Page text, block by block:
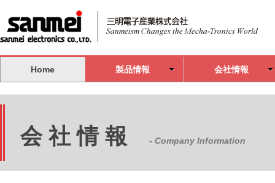
Home 製品情報 会社情報
会 社 情 報 - Company Information